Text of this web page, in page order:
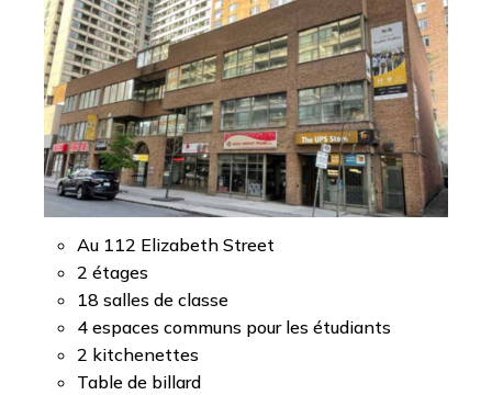
Au 112 Elizabeth Street
2 étages
18 salles de classe
4 espaces communs pour les étudiants
2 kitchenettes
Table de billard